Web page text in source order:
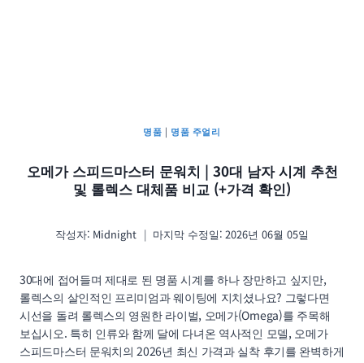
명품 | 명품 주얼리
오메가 스피드마스터 문워치 | 30대 남자 시계 추천
및 롤렉스 대체품 비교 (+가격 확인)
작성자: Midnight 마지막 수정일: 2026년 06월 05일
30대에 접어들며 제대로 된 명품 시계를 하나 장만하고 싶지만,
롤렉스의 살인적인 프리미엄과 웨이팅에 지치셨나요? 그렇다면
시선을 돌려 롤렉스의 영원한 라이벌, 오메가(Omega)를 주목해
보십시오. 특히 인류와 함께 달에 다녀온 역사적인 모델, 오메가
스피드마스터 문워치의 2026년 최신 가격과 실착 후기를 완벽하게